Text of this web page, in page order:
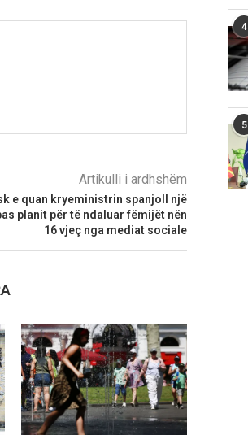
Artikulli i ardhshëm
e quan kryeministrin spanjoll një
planit për të ndaluar fëmijët nën
16 vjeç nga mediat sociale
4
5